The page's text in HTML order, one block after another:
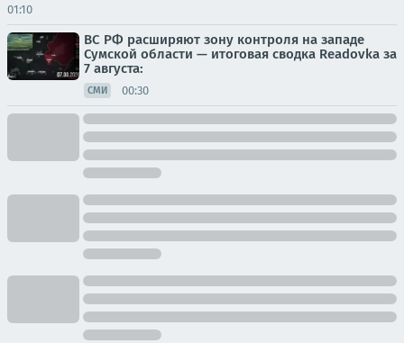
01:10
ВС РФ расширяют зону контроля на западе
Сумской области — итоговая сводка Readovka за
7 августа:
СМИ 00:30